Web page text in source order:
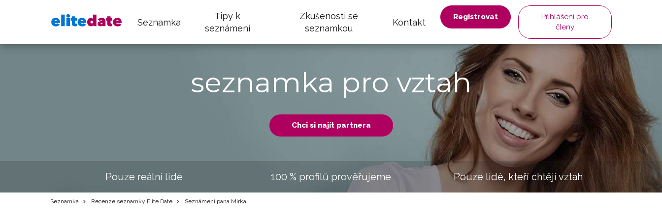
Seznamka
Tipy k
seznámení
Zkušenosti se
seznamkou
Kontakt
Registrovat
Přihlášení pro
členy
seznamka pro vztah
Chci si najít partnera
Pouze reální lidé 100 % profilů prověřujeme Pouze lidé, kteří chtějí vztah
Seznamka Recenze seznamky Elite Date Seznámení pana Mirka